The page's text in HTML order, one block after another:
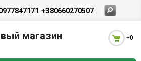
+380660270507
магазин +0